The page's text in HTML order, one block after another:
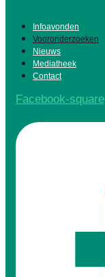
Infoavonden
Vooronderzoeken
Nieuws
Mediatheek
Contact
Facebook-square